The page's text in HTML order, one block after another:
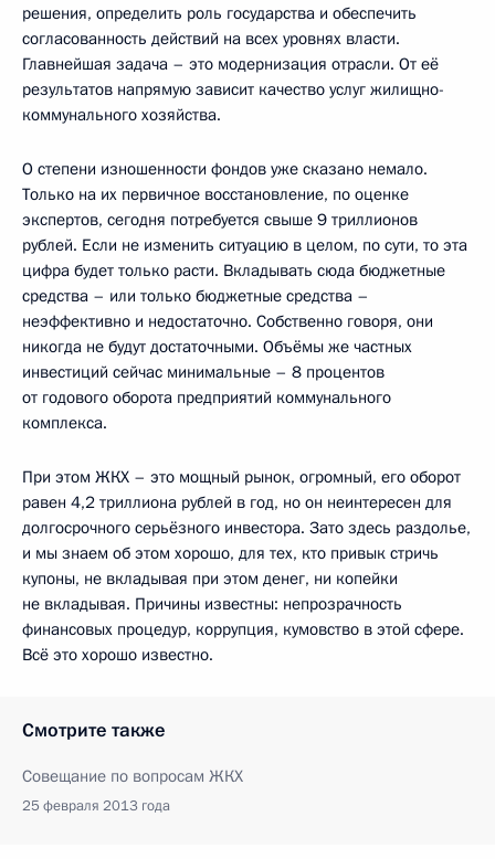
решения, определить роль государства и обеспечить
согласованность действий на всех уровнях власти.
Главнейшая задача – это модернизация отрасли. От её
результатов напрямую зависит качество услуг жилищно-
коммунального хозяйства.
О степени изношенности фондов уже сказано немало.
Только на их первичное восстановление, по оценке
экспертов, сегодня потребуется свыше 9 триллионов
рублей. Если не изменить ситуацию в целом, по сути, то эта
цифра будет только расти. Вкладывать сюда бюджетные
средства – или только бюджетные средства –
неэффективно и недостаточно. Собственно говоря, они
никогда не будут достаточными. Объёмы же частных
инвестиций сейчас минимальные – 8 процентов
от годового оборота предприятий коммунального
комплекса.
При этом ЖКХ – это мощный рынок, огромный, его оборот
равен 4,2 триллиона рублей в год, но он неинтересен для
долгосрочного серьёзного инвестора. Зато здесь раздолье,
и мы знаем об этом хорошо, для тех, кто привык стричь
купоны, не вкладывая при этом денег, ни копейки
не вкладывая. Причины известны: непрозрачность
финансовых процедур, коррупция, кумовство в этой сфере.
Всё это хорошо известно.
Смотрите также
Совещание по вопросам ЖКХ
25 февраля 2013 года